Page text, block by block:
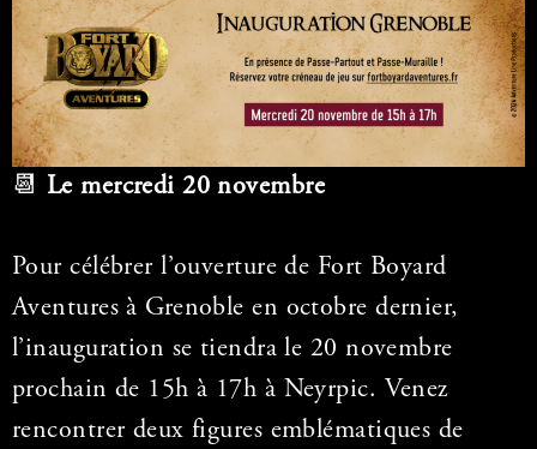
📆 Le mercredi 20 novembre
Pour célébrer l’ouverture de Fort Boyard
Aventures à Grenoble en octobre dernier,
l’inauguration se tiendra le 20 novembre
prochain de 15h à 17h à Neyrpic. Venez
rencontrer deux figures emblématiques de